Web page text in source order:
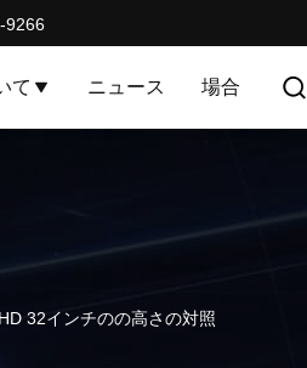
9266
て ニュース 場合
32インチのの高さの対照